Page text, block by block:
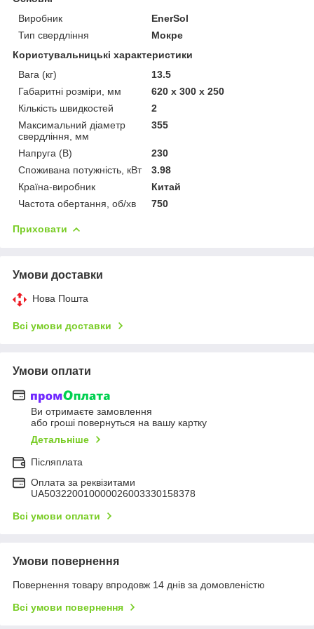
Виробник
EnerSol
Тип свердління
Мокре
Користувальницькі характеристики
Вага (кг)
13.5
Габаритні розміри, мм
620 х 300 x 250
Кількість швидкостей
2
Максимальний діаметр
свердління, мм
355
Напруга (В)
230
Споживана потужність, кВт
3.98
Країна-виробник
Китай
Частота обертання, об/хв
750
Приховати
Умови доставки
Нова Пошта
Всі умови доставки
Умови оплати
Ви отримаєте замовлення
або гроші повернуться на вашу картку
Детальніше
Післяплата
Оплата за реквізитами
UA503220010000026003330158378
Всі умови оплати
Умови повернення
Повернення товару впродовж 14 днів за домовленістю
Всі умови повернення